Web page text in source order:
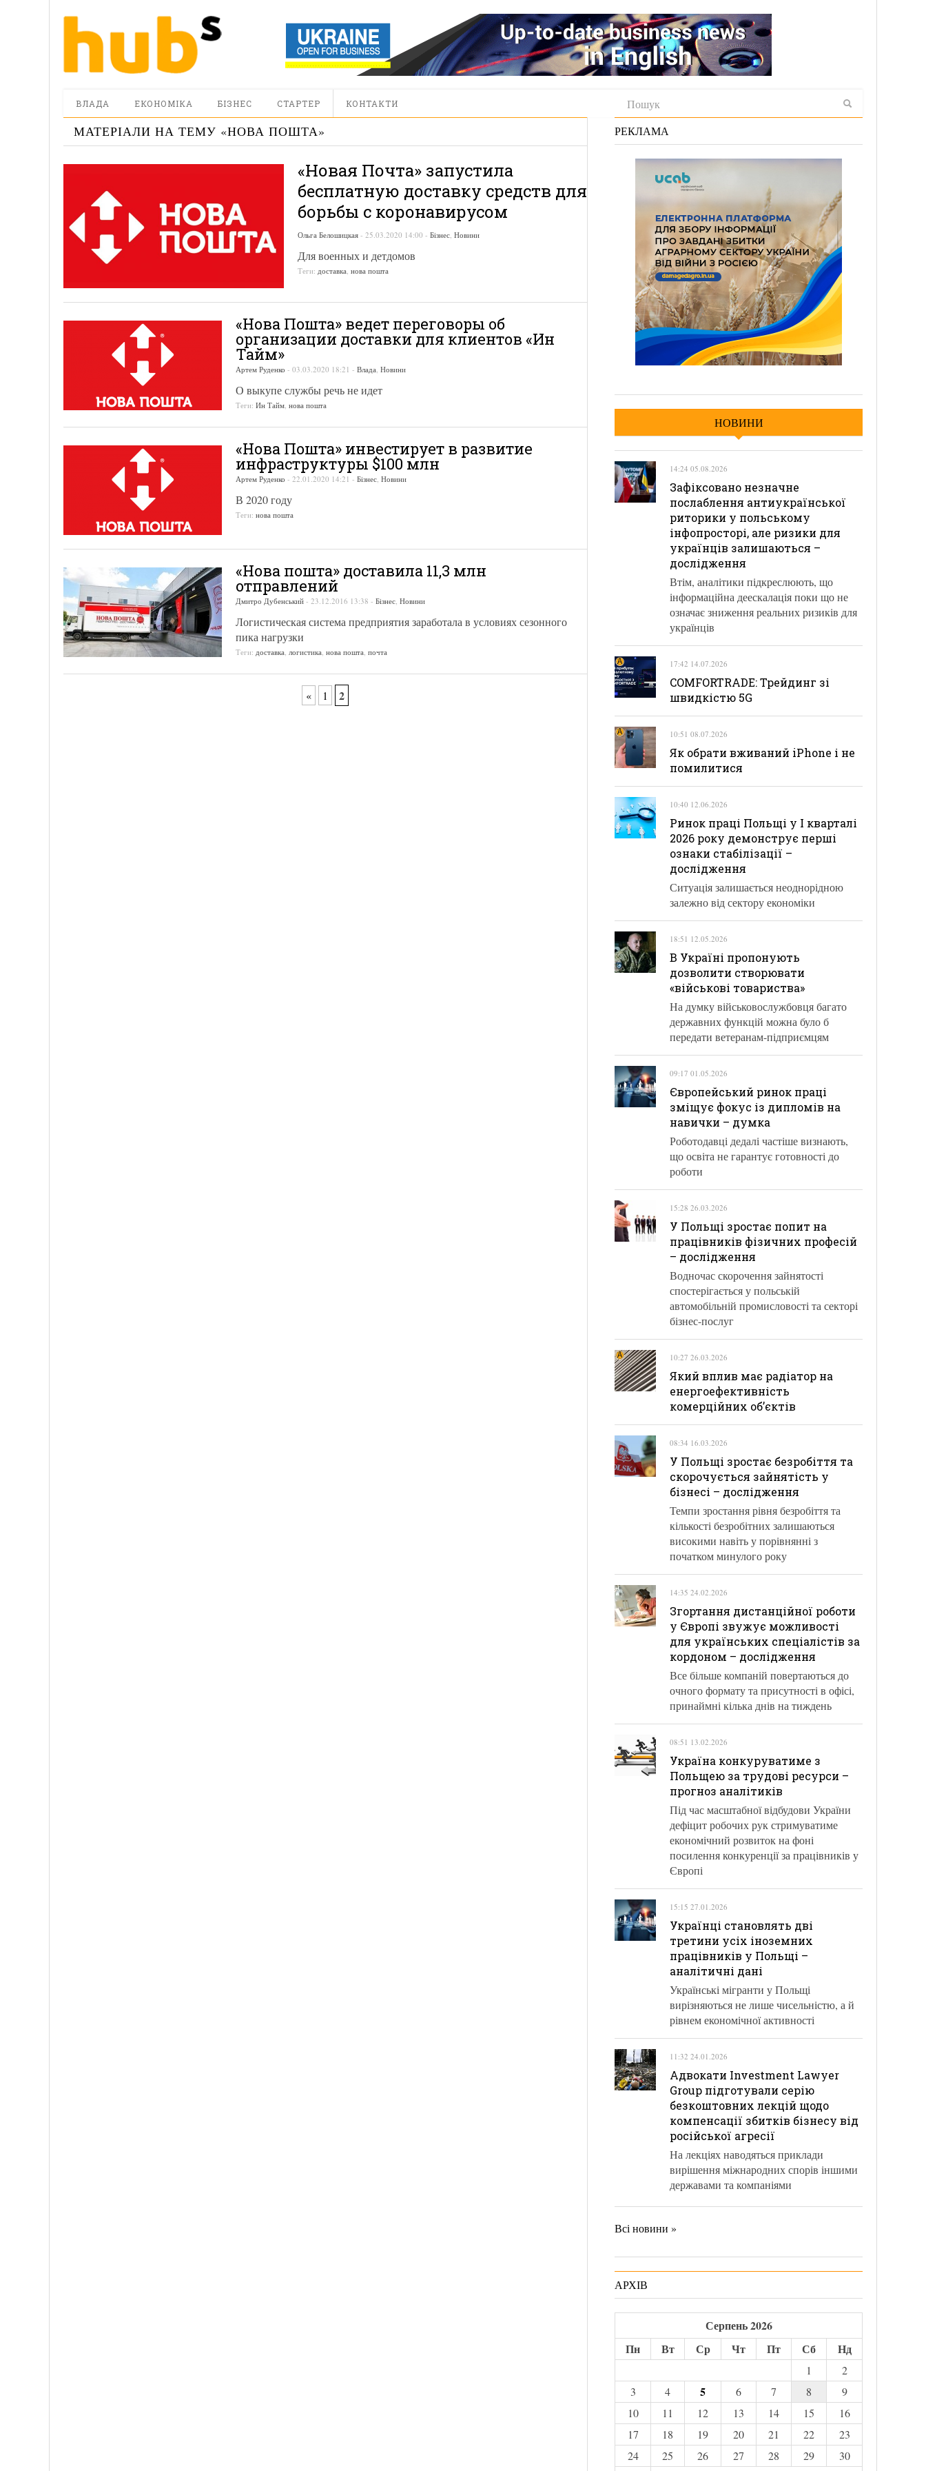
ВЛАДА ЕКОНОМІКА БІЗНЕС СТАРТЕР КОНТАКТИ
МАТЕРІАЛИ НА ТЕМУ «НОВА ПОШТА»
«Новая Почта» запустила
бесплатную доставку средств для
борьбы с коронавирусом
Ольга Белошицкая - 25.03.2020 14:00 - Бізнес, Новини
Для военных и детдомов
Теги: доставка, нова пошта
«Нова Пошта» ведет переговоры об
организации доставки для клиентов «Ин
Тайм»
Артем Руденко - 03.03.2020 18:21 - Влада, Новини
О выкупе службы речь не идет
Теги: Ин Тайм, нова пошта
«Нова Пошта» инвестирует в развитие
инфраструктуры $100 млн
Артем Руденко - 22.01.2020 14:21 - Бізнес, Новини
В 2020 году
Теги: нова пошта
«Нова пошта» доставила 11,3 млн
отправлений
Дмитро Дубенський - 23.12.2016 13:38 - Бізнес, Новини
Логистическая система предприятия заработала в условиях сезонного
пика нагрузки
Теги: доставка, логистика, нова пошта, почта
« 1 2
РЕКЛАМА
НОВИНИ
14:24 05.08.2026
Зафіксовано незначне
послаблення антиукраїнської
риторики у польському
інфопросторі, але ризики для
українців залишаються –
дослідження
Втім, аналітики підкреслюють, що
інформаційна деескалація поки що не
означає зниження реальних ризиків для
українців
17:42 14.07.2026
COMFORTRADE: Трейдинг зі
швидкістю 5G
10:51 08.07.2026
Як обрати вживаний iPhone і не
помилитися
10:40 12.06.2026
Ринок праці Польщі у І кварталі
2026 року демонструє перші
ознаки стабілізації –
дослідження
Ситуація залишається неоднорідною
залежно від сектору економіки
18:51 12.05.2026
В Україні пропонують
дозволити створювати
«військові товариства»
На думку військовослужбовця багато
державних функцій можна було б
передати ветеранам-підприємцям
09:17 01.05.2026
Європейський ринок праці
зміщує фокус із дипломів на
навички – думка
Роботодавці дедалі частіше визнають,
що освіта не гарантує готовності до
роботи
15:28 26.03.2026
У Польщі зростає попит на
працівників фізичних професій
– дослідження
Водночас скорочення зайнятості
спостерігається у польській
автомобільній промисловості та секторі
бізнес-послуг
10:27 26.03.2026
Який вплив має радіатор на
енергоефективність
комерційних об’єктів
08:34 16.03.2026
У Польщі зростає безробіття та
скорочується зайнятість у
бізнесі – дослідження
Темпи зростання рівня безробіття та
кількості безробітних залишаються
високими навіть у порівнянні з
початком минулого року
14:35 24.02.2026
Згортання дистанційної роботи
у Європі звужує можливості
для українських спеціалістів за
кордоном – дослідження
Все більше компаній повертаються до
очного формату та присутності в офісі,
принаймні кілька днів на тиждень
08:51 13.02.2026
Україна конкуруватиме з
Польщею за трудові ресурси –
прогноз аналітиків
Під час масштабної відбудови України
дефіцит робочих рук стримуватиме
економічний розвиток на фоні
посилення конкуренції за працівників у
Європі
15:15 27.01.2026
Українці становлять дві
третини усіх іноземних
працівників у Польщі –
аналітичні дані
Українські мігранти у Польщі
вирізняються не лише чисельністю, а й
рівнем економічної активності
11:32 24.01.2026
Адвокати Investment Lawyer
Group підготували серію
безкоштовних лекцій щодо
компенсації збитків бізнесу від
російської агресії
На лекціях наводяться приклади
вирішення міжнародних спорів іншими
державами та компаніями
Всі новини »
АРХІВ
Серпень 2026
Пн
Вт Ср Чт Пт Сб Нд
1
2
3
4 5 6 7 8
9
10
11 12 13 14 15
16
17
18 19 20 21 22
23
24
25 26 27 28 29
30